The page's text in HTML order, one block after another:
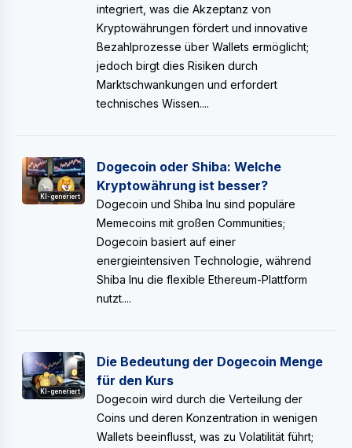
integriert, was die Akzeptanz von
Kryptowährungen fördert und innovative
Bezahlprozesse über Wallets ermöglicht;
jedoch birgt dies Risiken durch
Marktschwankungen und erfordert
technisches Wissen....
KI-generiert
Dogecoin oder Shiba: Welche
Kryptowährung ist besser?
Dogecoin und Shiba Inu sind populäre
Memecoins mit großen Communities;
Dogecoin basiert auf einer
energieintensiven Technologie, während
Shiba Inu die flexible Ethereum-Plattform
nutzt....
KI-generiert
Die Bedeutung der Dogecoin Menge
für den Kurs
Dogecoin wird durch die Verteilung der
Coins und deren Konzentration in wenigen
Wallets beeinflusst, was zu Volatilität führt;